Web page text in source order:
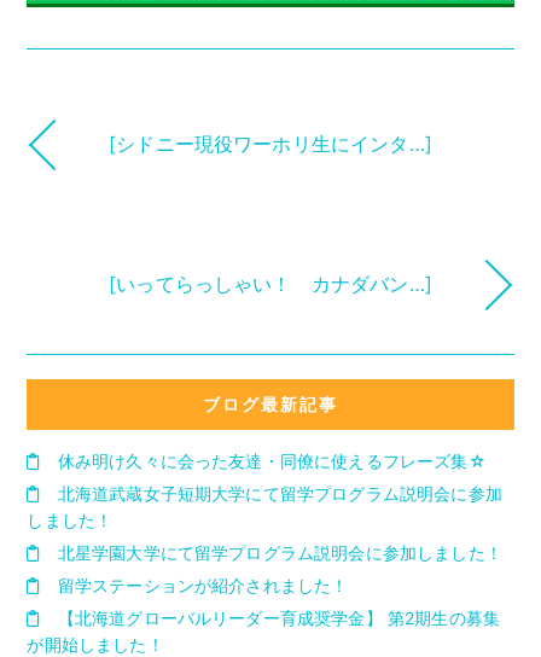
[シドニー現役ワーホリ生にインタ…]
[いってらっしゃい！ カナダバン…]
ブログ最新記事
休み明け久々に会った友達・同僚に使えるフレーズ集☆
北海道武蔵女子短期大学にて留学プログラム説明会に参加
しました！
北星学園大学にて留学プログラム説明会に参加しました！
留学ステーションが紹介されました！
【北海道グローバルリーダー育成奨学金】 第2期生の募集
が開始しました！